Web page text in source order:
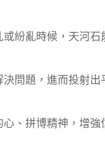
或紛亂時候，天河石
問題，進而投射出
、拼博精神，增強